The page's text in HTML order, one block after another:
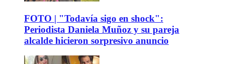
FOTO | "Todavía sigo en shock":
Periodista Daniela Muñoz y su pareja
alcalde hicieron sorpresivo anuncio